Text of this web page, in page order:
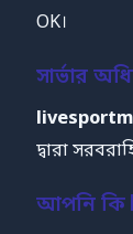
OK।
সার্ভার
দ্বারা
আপনি কি